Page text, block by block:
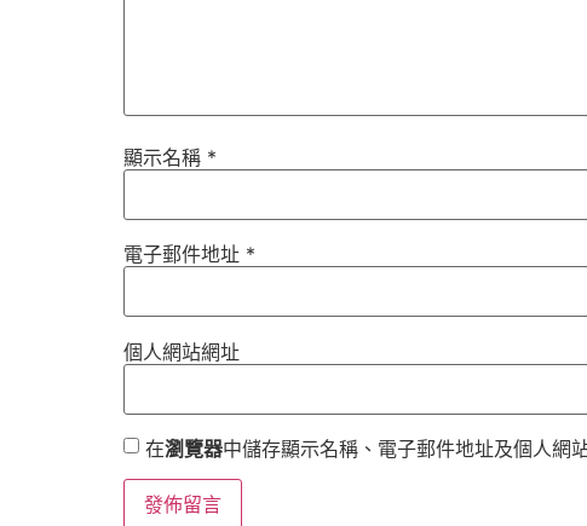
顯示名稱 *
電子郵件地址 *
個人網站網址
在瀏覽器中儲存顯示名稱、電子郵件地址及個人網